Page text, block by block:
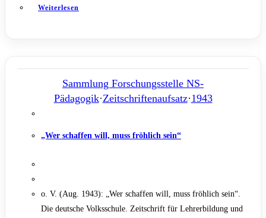
Weiterlesen
Sammlung Forschungsstelle NS-
Pädagogik·Zeitschriftenaufsatz·1943
„Wer schaffen will, muss fröhlich sein“
o. V. (Aug. 1943): „Wer schaffen will, muss fröhlich sein“.
Die deutsche Volksschule. Zeitschrift für Lehrerbildung und